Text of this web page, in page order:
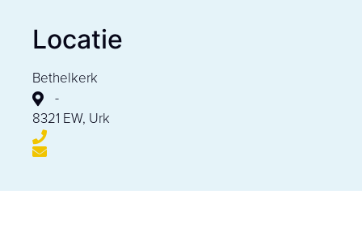
Locatie
Bethelkerk
-
8321 EW, Urk